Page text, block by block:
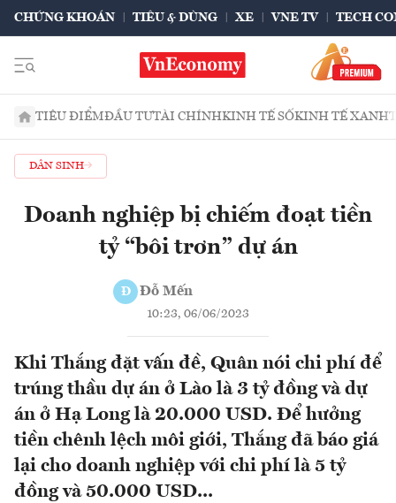
CHỨNG KHOÁN TIÊU & DÙNG XE VNE TV TECH
TIÊU ĐIỂMĐẦU TƯTÀI CHÍNHKINH TẾ SỐKINH TẾ XANH
DÂN SINH
Doanh nghiệp bị chiếm đoạt tiền
tỷ “bôi trơn” dự án
Đ Đỗ Mến
10:23, 06/06/2023
Khi Thắng đặt vấn đề, Quân nói chi phí để
trúng thầu dự án ở Lào là 3 tỷ đồng và dự
án ở Hạ Long là 20.000 USD. Để hưởng
tiền chênh lệch môi giới, Thắng đã báo giá
lại cho doanh nghiệp với chi phí là 5 tỷ
đồng và 50.000 USD...